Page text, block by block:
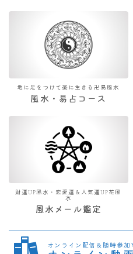
地に足をつけて楽に生きる卍易風水
風水・易占コース
財運UP風水・恋愛運＆人気運UP花風
水
風水メール鑑定
オンライン配信＆随時参